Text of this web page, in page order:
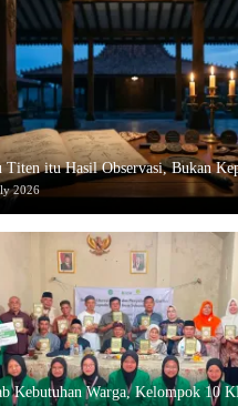
Titen itu Hasil Observasi, Bukan
2026
Kebutuhan Warga, Kelompok 10